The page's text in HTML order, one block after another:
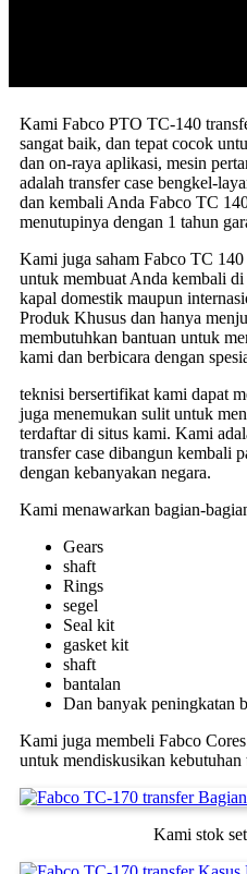
Kami Fabco PTO TC-140
sangat baik, dan tepat cocok
dan on-raya aplikasi, mesin
adalah transfer case bengkel-
dan kembali Anda Fabco TC
menutupinya dengan 1 tahun
Kami juga saham Fabco TC
untuk membuat Anda kembali
kapal domestik maupun
Produk Khusus dan hanya
membutuhkan bantuan untuk
kami dan berbicara dengan
teknisi bersertifikat kami dapat
juga menemukan sulit untuk
terdaftar di situs kami. Kami
transfer case dibangun kembali
dengan kebanyakan negara.
Kami menawarkan bagian-
Gears
shaft
Rings
segel
Seal kit
gasket kit
shaft
bantalan
Dan banyak peningkatan
Kami juga membeli Fabco
untuk mendiskusikan kebutuhan
Kami stok